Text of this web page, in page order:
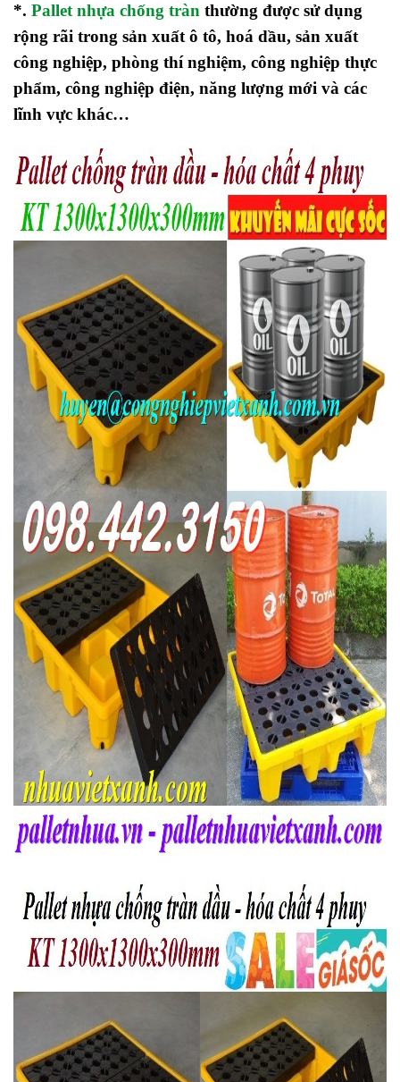
*. Pallet nhựa chống tràn thường được sử dụng
rộng rãi trong sản xuất ô tô, hoá dầu, sản xuất
công nghiệp, phòng thí nghiệm, công nghiệp thực
phẩm, công nghiệp điện, năng lượng mới và các
lĩnh vực khác…